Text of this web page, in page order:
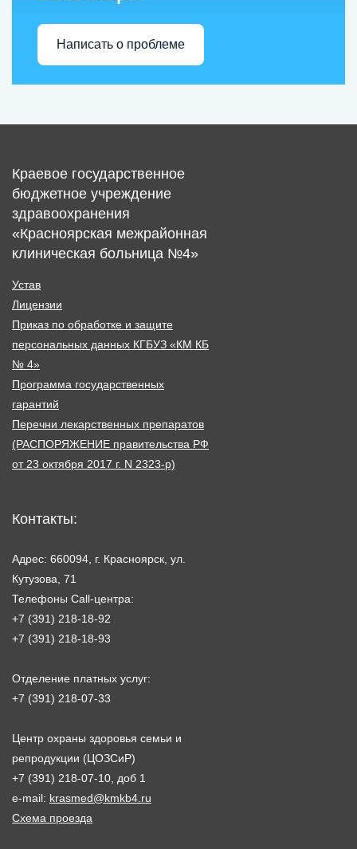
Написать о проблеме
Краевое государственное
бюджетное учреждение
здравоохранения
«Красноярская межрайонная
клиническая больница №4»
Устав
Лицензии
Приказ по обработке и защите
персональных данных КГБУЗ «КМ КБ
№ 4»
Программа государственных
гарантий
Перечни лекарственных препаратов
(РАСПОРЯЖЕНИЕ правительства РФ
от 23 октября 2017 г. N 2323-р)
Контакты:
Адрес: 660094, г. Красноярск, ул.
Кутузова, 71
Телефоны Call-центра:
+7 (391) 218-18-92
+7 (391) 218-18-93
Отделение платных услуг:
+7 (391) 218-07-33
Центр охраны здоровья семьи и
репродукции (ЦОЗСиР)
+7 (391) 218-07-10, доб 1
e-mail: krasmed@kmkb4.ru
Схема проезда